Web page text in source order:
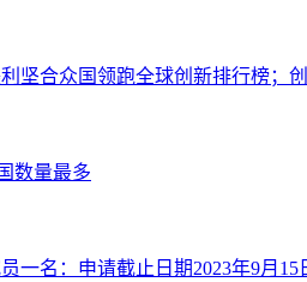
坚合众国领跑全球创新排行榜；
数量最多
一名：申请截止日期2023年9月15